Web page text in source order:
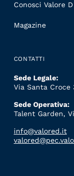
Conosci Valore D
Magazine
CONTATTI
Sede Legale:
Via Santa Croce
Sede Operativa:
Talent Garden,
info@valored.it